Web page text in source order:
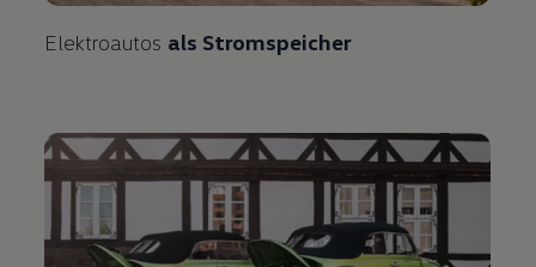
Elektroautos als Stromspeicher